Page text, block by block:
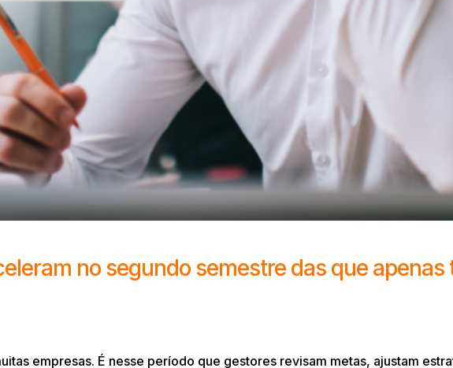
no segundo semestre das que
empresas. É nesse período que gestores revisam metas, ajustam